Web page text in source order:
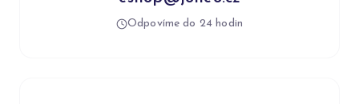
Odpovíme do 24 hodin